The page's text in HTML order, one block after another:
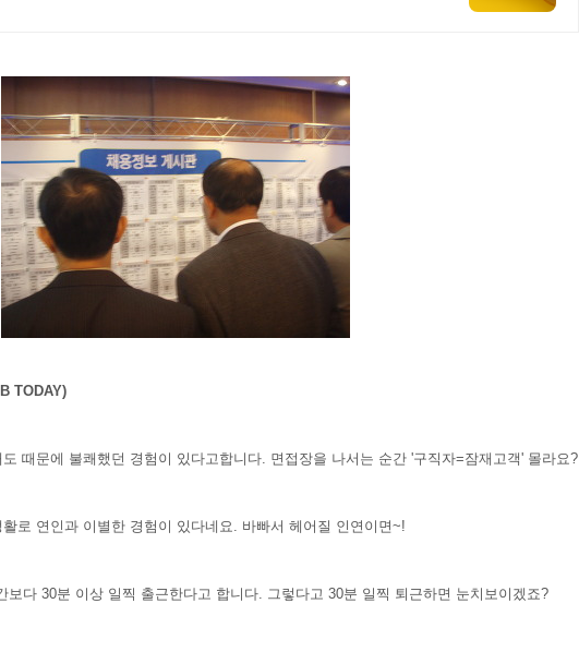
TODAY)
때문에 불쾌했던 경험이 있다고합니다. 면접장을 나서는 순간 '구직자=잠재고객' 몰라요?
로 연인과 이별한 경험이 있다네요. 바빠서 헤어질 인연이면~!
다 30분 이상 일찍 출근한다고 합니다. 그렇다고 30분 일찍 퇴근하면 눈치보이겠죠?